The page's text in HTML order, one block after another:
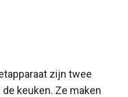
zijn twee
keuken. Ze maken